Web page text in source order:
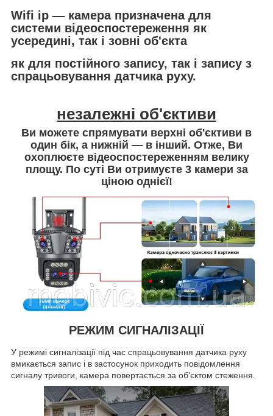
Wifi ip — камера призначена для
системи відеоспостереження як
усередині, так і зовні об'єкта
як для постійного запису, так і запису з
спрацьовування датчика руху.
незалежні об'єктиви
Ви можете спрямувати верхні об'єктиви в
один бік, а нижній — в інший. Отже, Ви
охоплюєте відеоспостереженням велику
площу. По суті Ви отримуєте 3 камери за
ціною однієї!
РЕЖИМ СИГНАЛІЗАЦІЇ
У режимі сигналізації під час спрацьовування датчика руху
вмикається запис і в застосунок приходить повідомлення
сигналу тривоги, камера повертається за об'єктом стеження.